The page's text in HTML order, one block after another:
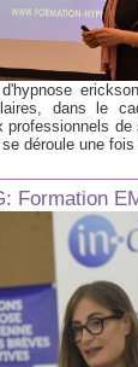
d'hypnose
dans le
professionnels
déroule une fois
Formation